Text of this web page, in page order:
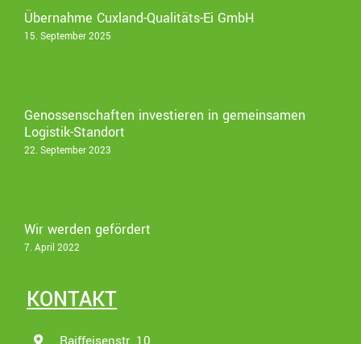
Übernahme Cuxland-Qualitäts-Ei GmbH
15. September 2025
Genossenschaften investieren in gemeinsamen
Logistik-Standort
22. September 2023
Wir werden gefördert
7. April 2022
KONTAKT